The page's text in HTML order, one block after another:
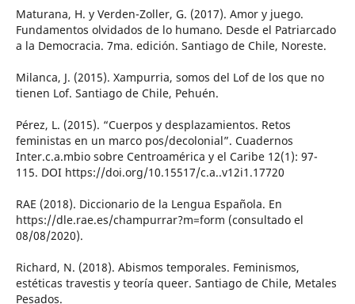
Maturana, H. y Verden-Zoller, G. (2017). Amor y juego.
Fundamentos olvidados de lo humano. Desde el Patriarcado
a la Democracia. 7ma. edición. Santiago de Chile, Noreste.
Milanca, J. (2015). Xampurria, somos del Lof de los que no
tienen Lof. Santiago de Chile, Pehuén.
Pérez, L. (2015). “Cuerpos y desplazamientos. Retos
feministas en un marco pos/decolonial”. Cuadernos
Inter.c.a.mbio sobre Centroamérica y el Caribe 12(1): 97-
115. DOI https://doi.org/10.15517/c.a..v12i1.17720
RAE (2018). Diccionario de la Lengua Española. En
https://dle.rae.es/champurrar?m=form (consultado el
08/08/2020).
Richard, N. (2018). Abismos temporales. Feminismos,
estéticas travestis y teoría queer. Santiago de Chile, Metales
Pesados.